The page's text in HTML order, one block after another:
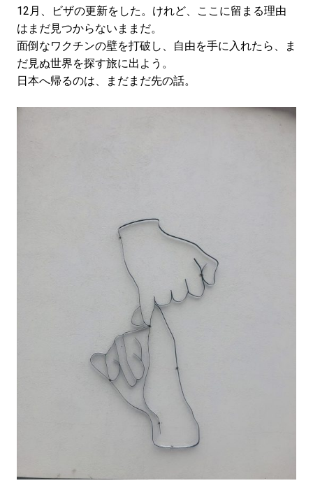
12月、ビザの更新をした。けれど、ここに留まる理由
はまだ見つからないままだ。
面倒なワクチンの壁を打破し、自由を手に入れたら、ま
だ見ぬ世界を探す旅に出よう。
日本へ帰るのは、まだまだ先の話。